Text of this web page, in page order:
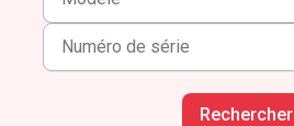
Rechercher